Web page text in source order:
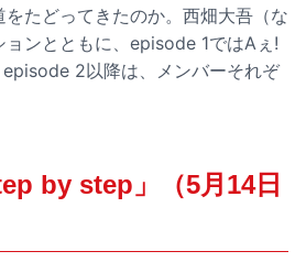
たどってきたのか。西畑大吾（な
ョンとともに、episode 1ではAぇ!
2以降は、メンバーそれぞ
by step」（5月14日